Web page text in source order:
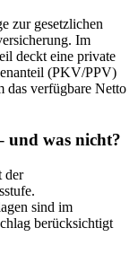
zur gesetzlichen
Im
deckt eine private
(PKV/PPV)
das verfügbare Netto
und was nicht?
der
sind im
berücksichtigt